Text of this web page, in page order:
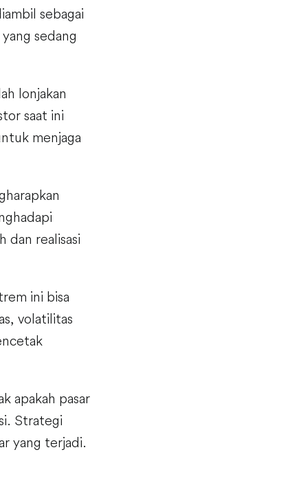
sebagai
sedang
lonjakan
saat ini
menjaga
dan realisasi
ini bisa
volatilitas
apakah pasar
Strategi
yang terjadi.